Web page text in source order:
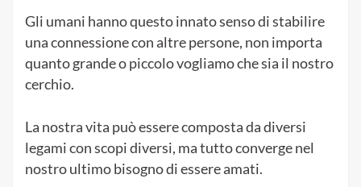
Gli umani hanno questo innato senso di stabilire
una connessione con altre persone, non importa
quanto grande o piccolo vogliamo che sia il nostro
cerchio.
La nostra vita può essere composta da diversi
legami con scopi diversi, ma tutto converge nel
nostro ultimo bisogno di essere amati.